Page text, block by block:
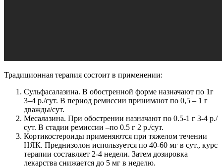
Традиционная терапия состоит в применении:
Сульфасалазина. В обостренной форме назначают по 1г
3–4 р./сут. В период ремиссии принимают по 0,5 – 1 г
дважды/сут.
Месалазина. При обострении назначают по 0.5-1 г 3-4 р./
сут. В стадии ремиссии –по 0.5 г 2 р./сут.
Кортикостероиды применяются при тяжелом течении
НЯК. Преднизолон используется по 40-60 мг в сут., курс
терапии составляет 2-4 недели. Затем дозировка
лекарства снижается до 5 мг в неделю.